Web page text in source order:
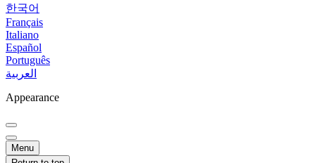
한국어
Français
Italiano
Español
Português
العربية
Appearance
Menu